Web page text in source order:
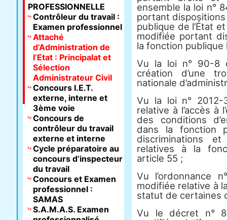
ensemble la loi n°
portant
publique de l’État
modifiée portant
la fonction publique
Vu la loi n° 90-8
création d’une
nationale
Vu la loi n° 2012-
relative à l’accès à
des conditions
dans la fonction
discriminations
relatives à la
article 55 ;
Vu l’ordonnance
modifiée relative à
statut de certaines
Vu le décret n°
PROFESSIONNELLE
Contrôleur du travail :
Examen professionnel
Attaché
d’Administration de
l’Etat : Principalat et
Sélection
Administrateur Civil
Concours I.E.T.
externe, interne et
3ème voie
Concours de
contrôleur du travail
externe et interne
Cycle préparatoire au
concours d’inspecteur
du travail
Concours et Examen
professionnel :
SAMAS
S.A.M.A.S. Examen